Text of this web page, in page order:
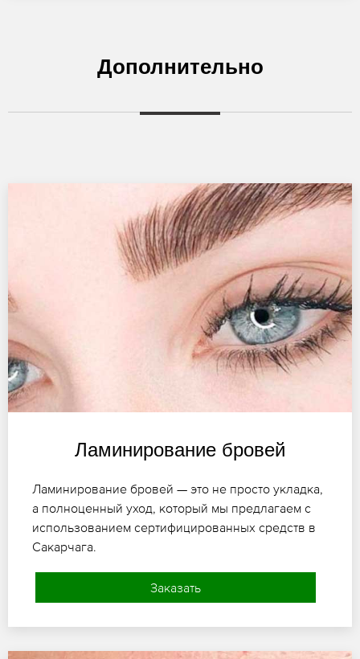
Дополнительно
Ламинирование бровей
Ламинирование бровей — это не просто укладка,
а полноценный уход, который мы предлагаем с
использованием сертифицированных средств в
Сакарчага.
Заказать